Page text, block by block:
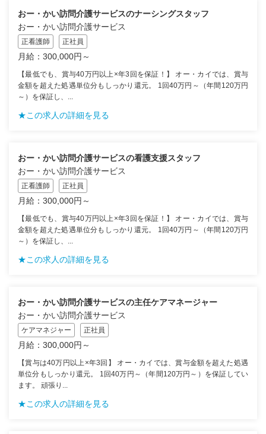
おー・かい訪問介護サービスのナーシングスタッフ
おー・かい訪問介護サービス
正看護師 正社員
月給：300,000円～
【最低でも、賞与40万円以上×年3回を保証！】 オー・カイでは、賞与
金額を超えた処遇単位分もしっかり還元。 1回40万円～（年間120万円
～）を保証し、...
★この求人の詳細を見る
おー・かい訪問介護サービスの看護支援スタッフ
おー・かい訪問介護サービス
正看護師 正社員
月給：300,000円～
【最低でも、賞与40万円以上×年3回を保証！】 オー・カイでは、賞与
金額を超えた処遇単位分もしっかり還元。 1回40万円～（年間120万円
～）を保証し、...
★この求人の詳細を見る
おー・かい訪問介護サービスの主任ケアマネージャー
おー・かい訪問介護サービス
ケアマネジャー 正社員
月給：300,000円～
【賞与は40万円以上×年3回】 オー・カイでは、賞与金額を超えた処遇
単位分もしっかり還元。 1回40万円～（年間120万円～）を保証してい
ます。 頑張り...
★この求人の詳細を見る